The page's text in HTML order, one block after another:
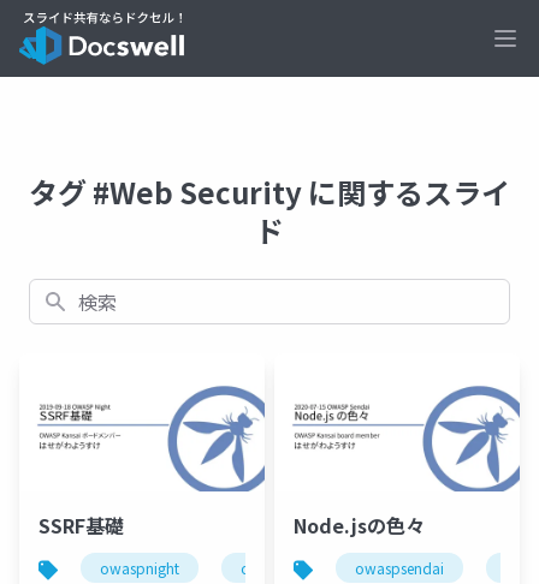
タグ #Web Security に関するスライ
ド
検索
SSRF基礎
owaspnight owaspjapan ssrf security
Node.jsの色々
owaspsendai